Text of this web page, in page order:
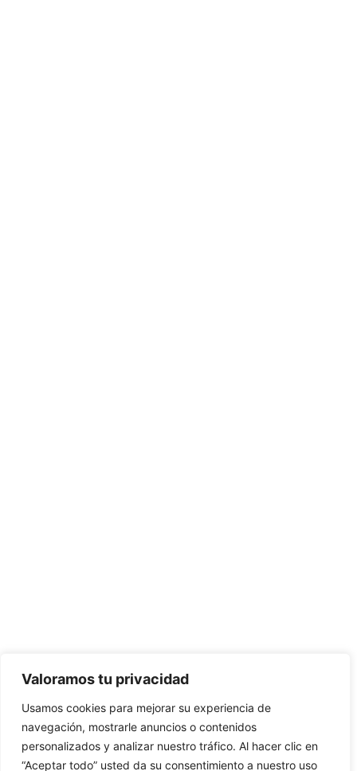
Valoramos tu privacidad
Usamos cookies para mejorar su experiencia de
navegación, mostrarle anuncios o contenidos
personalizados y analizar nuestro tráfico. Al hacer clic en
“Aceptar todo” usted da su consentimiento a nuestro uso